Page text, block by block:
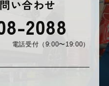
い合わせ
2088
電話受付（9:00〜19:00）